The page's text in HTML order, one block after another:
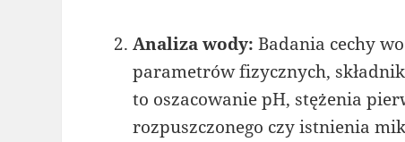
Analiza wody: Badania cechy
parametrów fizycznych,
to oszacowanie pH, stężenia
rozpuszczonego czy istnienia